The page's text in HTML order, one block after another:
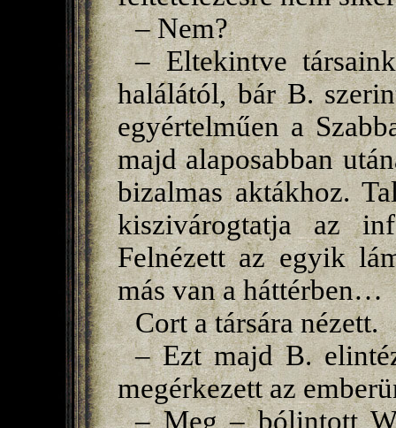
– Nem?
– Eltekintve
halálától, bár B.
egyértelműen a
majd alaposabban
bizalmas aktákhoz.
kiszivárogtatja az
Felnézett az egyik
más van a háttérben…
Cort a társára nézett.
– Ezt majd B.
megérkezett az
– Meg – bólintott